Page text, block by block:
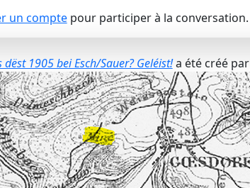
un comptepour participer à la conversation.
dëst 1905 bei Esch/Sauer? Geléist!a été créé par